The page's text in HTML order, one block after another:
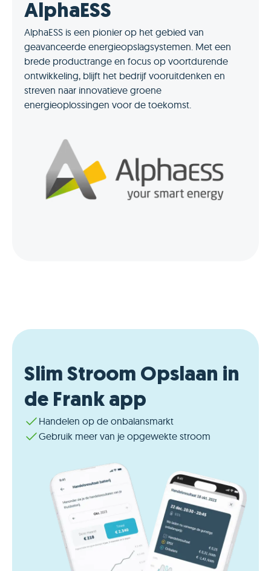
AlphaESS
AlphaESS is een pionier op het gebied van
geavanceerde energieopslagsystemen. Met een
brede productrange en focus op voortdurende
ontwikkeling, blijft het bedrijf vooruitdenken en
streven naar innovatieve groene
energieoplossingen voor de toekomst.
Slim Stroom Opslaan in
de Frank app
Handelen op de onbalansmarkt
Gebruik meer van je opgewekte stroom